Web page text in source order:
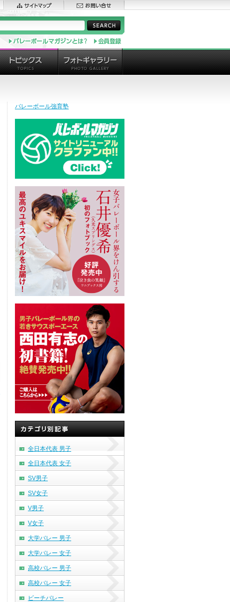
バレーボール強育塾
全日本代表 男子
全日本代表 女子
SV男子
SV女子
V男子
V女子
大学バレー 男子
大学バレー 女子
高校バレー 男子
高校バレー 女子
ビーチバレー